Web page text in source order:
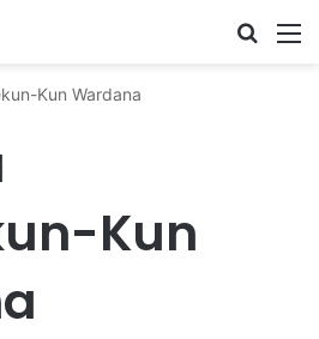
Cari ...
Kun Wardana
Kun